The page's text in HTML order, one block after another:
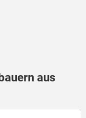
aus